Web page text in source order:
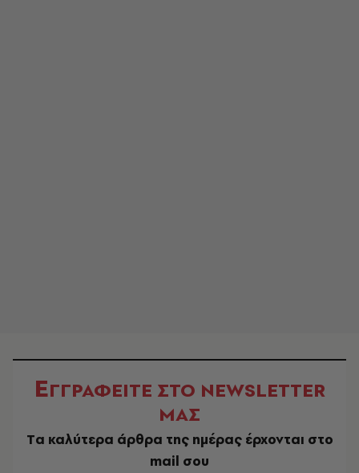
ΕΓΓΡΑΦΕΙΤΕ ΣΤΟ NEWSLETTER
ΜΑΣ
Tα καλύτερα άρθρα της ημέρας έρχονται στο
mail σου